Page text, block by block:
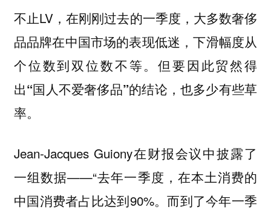
不止LV，在刚刚过去的一季度， 大多数奢侈
品品牌在中国市场的表现低迷，下滑幅度从
个位数到双位数不等。但要因此贸然得
出“国人不爱奢侈品”的结论，也多少有些草
率。
Jean-Jacques Guiony在财报会议中披露了
一组数据——“去年一季度，在本土消费的
中国消费者占比达到90%。而到了今年一季